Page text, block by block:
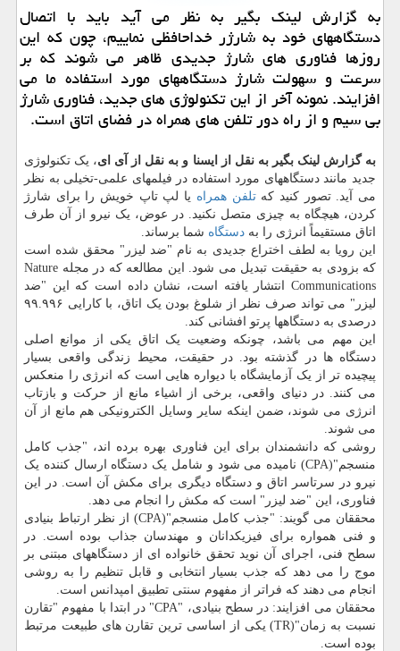
به گزارش لینك بگیر به نظر می آید باید با اتصال
دستگاههای خود به شارژر خداحافظی نماییم، چون كه این
روزها فناوری های شارژ جدیدی ظاهر می شوند كه بر
سرعت و سهولت شارژ دستگاههای مورد استفاده ما می
افزایند. نمونه آخر از این تكنولوژی های جدید، فناوری شارژ
بی سیم و از راه دور تلفن های همراه در فضای اتاق است.
به گزارش لینک بگیر به نقل از ایسنا و به نقل از آی ای، یک تکنولوژی
جدید مانند دستگاههای مورد استفاده در فیلمهای علمی-تخیلی به نظر
می آید. تصور کنید کهتلفن همراه یا لپ تاپ خویش را برای شارژ
کردن، هیچگاه به چیزی متصل نکنید. در عوض، یک نیرو از آن طرف
اتاق مستقیماً انرژی را به دستگاه شما برساند.
این رویا به لطف اختراع جدیدی به نام "ضد لیزر" محقق شده است
که بزودی به حقیقت تبدیل می شود. این مطالعه که در مجله Nature
Communications انتشار یافته است، نشان داده است که این "ضد
لیزر" می تواند صرف نظر از شلوغ بودن یک اتاق، با کارایی ۹۹.۹۹۶
درصدی به دستگاهها پرتو افشانی کند.
این مهم می باشد، چونکه وضعیت یک اتاق یکی از موانع اصلی
دستگاه ها در گذشته بود. در حقیقت، محیط زندگی واقعی بسیار
پیچیده تر از یک آزمایشگاه با دیواره هایی است که انرژی را منعکس
می کنند. در دنیای واقعی، برخی از اشیاء مانع از حرکت و بازتاب
انرژی می شوند، ضمن اینکه سایر وسایل الکترونیکی هم مانع از آن
می شوند.
روشی که دانشمندان برای این فناوری بهره برده اند، "جذب کامل
منسجم"(CPA) نامیده می شود و شامل یک دستگاه ارسال کننده یک
نیرو در سرتاسر اتاق و دستگاه دیگری برای مکش آن است. در این
فناوری، این "ضد لیزر" است که مکش را انجام می دهد.
محققان می گویند: "جذب کامل منسجم"(CPA) از نظر ارتباط بنیادی
و فنی همواره برای فیزیکدانان و مهندسان جذاب بوده است. در
سطح فنی، اجرای آن نوید تحقق خانواده ای از دستگاههای مبتنی بر
موج را می دهد که جذب بسیار انتخابی و قابل تنظیم را به روشی
انجام می دهند که فراتر از مفهوم سنتی تطبیق امپدانس است.
محققان می افزایند: در سطح بنیادی، "CPA" در ابتدا با مفهوم "تقارن
نسبت به زمان"(TR) یکی از اساسی ترین تقارن های طبیعت مرتبط
بوده است.